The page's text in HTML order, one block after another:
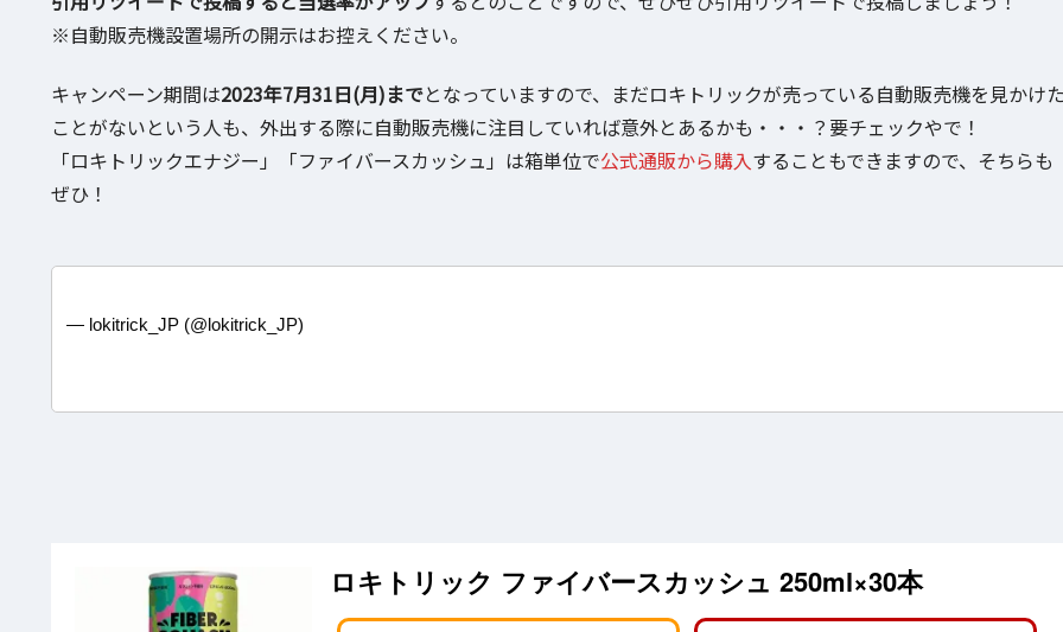
※自動販売機設置場所の開示はお控えください。
キャンペーン期間は2023年7月31日(月)までとなっていますので、まだロキトリックが売っている自動販売機を見かけ
ことがないという人も、外出する際に自動販売機に注目していれば意外とあるかも・・・？要チェックやで！
「ロキトリックエナジー」「ファイバースカッシュ」は箱単位で公式通販から購入することもできますので、そちらも
ぜひ！
— lokitrick_JP (@lokitrick_JP)
ロキトリック ファイバースカッシュ 250ml×30本